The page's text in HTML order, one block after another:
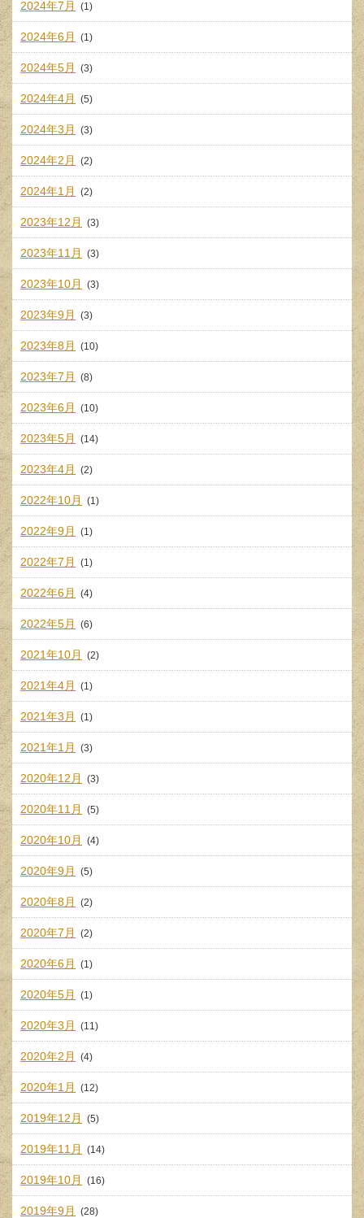
2024年7月 (1)
2024年6月 (1)
2024年5月 (3)
2024年4月 (5)
2024年3月 (3)
2024年2月 (2)
2024年1月 (2)
2023年12月 (3)
2023年11月 (3)
2023年10月 (3)
2023年9月 (3)
2023年8月 (10)
2023年7月 (8)
2023年6月 (10)
2023年5月 (14)
2023年4月 (2)
2022年10月 (1)
2022年9月 (1)
2022年7月 (1)
2022年6月 (4)
2022年5月 (6)
2021年10月 (2)
2021年4月 (1)
2021年3月 (1)
2021年1月 (3)
2020年12月 (3)
2020年11月 (5)
2020年10月 (4)
2020年9月 (5)
2020年8月 (2)
2020年7月 (2)
2020年6月 (1)
2020年5月 (1)
2020年3月 (11)
2020年2月 (4)
2020年1月 (12)
2019年12月 (5)
2019年11月 (14)
2019年10月 (16)
2019年9月 (28)